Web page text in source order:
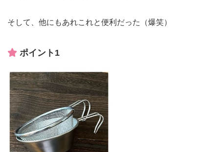
そして、他にもあれこれと便利だった（爆笑）
ポイント1